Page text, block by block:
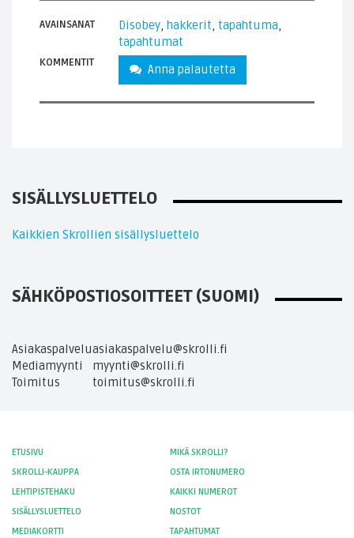
AVAINSANAT Disobey, hakkerit, tapahtuma,
tapahtumat
KOMMENTIT Anna palautetta
SISÄLLYSLUETTELO
Kaikkien Skrollien sisällysluettelo
SÄHKÖPOSTIOSOITTEET (SUOMI)
Asiakaspalveluasiakaspalvelu@skrolli.fi
Mediamyynti
myynti@skrolli.fi
Toimitus
toimitus@skrolli.fi
ETUSIVU
MIKÄ SKROLLI?
SKROLLI-KAUPPA
OSTA IRTONUMERO
LEHTIPISTEHAKU
KAIKKI NUMEROT
SISÄLLYSLUETTELO
NOSTOT
MEDIAKORTTI
TAPAHTUMAT